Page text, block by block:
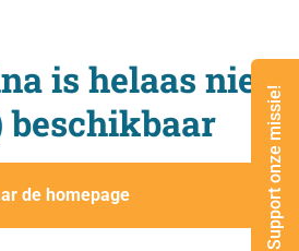
Support onze missie!
is helaas niet
beschikbaar
de homepage